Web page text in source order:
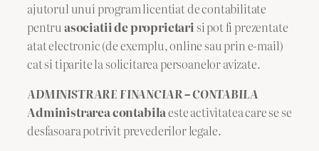
ajutorul unui program licentiat de contabilitate
pentru asociatii de proprietarisi pot fi prezentate
atat electronic (de exemplu, online sau prin e-mail)
cat si tiparite la solicitarea persoanelor avizate.
ADMINISTRARE FINANCIAR – CONTABILA
Administrarea contabilaeste activitatea care se se
desfasoara potrivit prevederilor legale.